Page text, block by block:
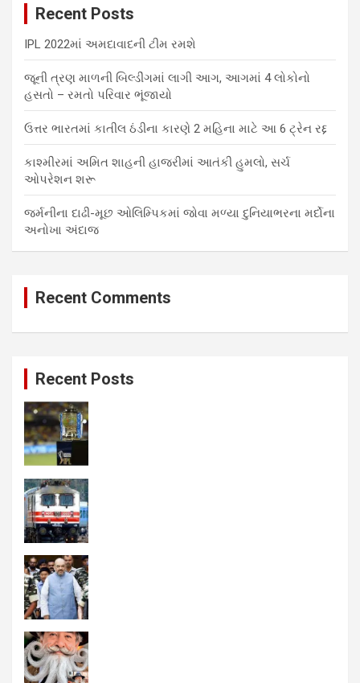
Recent Posts
IPL 2022માં અમદાવાદની ટીમ રમશે
જૂની ત્રણ માળની બિલ્ડીંગમાં લાગી આગ, આગમાં 4 લોકોનો
હસતો – રમતો પરિવાર ભૂંજાયો
ઉત્તર ભારતમાં કાતીલ ઠંડીના કારણે 2 મહિના માટે આ 6 ટ્રેન રદ્દ
કાશ્મીરમાં અમિત શાહની હાજરીમાં આતંકી હુમલો, સર્ચ
ઓપરેશન શરૂ
જર્મનીના દાઢી-મૂછ ઓલિમ્પિકમાં જોવા મળ્યા દુનિયાભરના મર્દોના
અનોખા અંદાજ
Recent Comments
Recent Posts